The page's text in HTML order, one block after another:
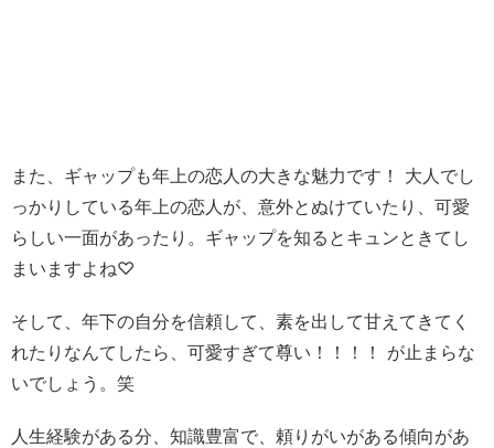
また、ギャップも年上の恋人の大きな魅力です！ 大人でし
っかりしている年上の恋人が、意外とぬけていたり、可愛
らしい一面があったり。ギャップを知るとキュンときてし
まいますよね♡
そして、年下の自分を信頼して、素を出して甘えてきてく
れたりなんてしたら、可愛すぎて尊い！！！！ が止まらな
いでしょう。笑
人生経験がある分、知識豊富で、頼りがいがある傾向があ